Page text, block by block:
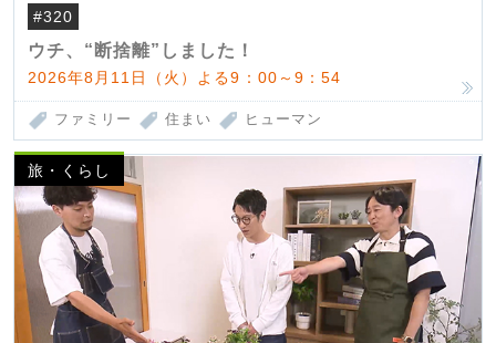
#320
ウチ、“断捨離”しました！
2026年8月11日（火）よる9：00～9：54
ファミリー 住まい ヒューマン
旅・くらし